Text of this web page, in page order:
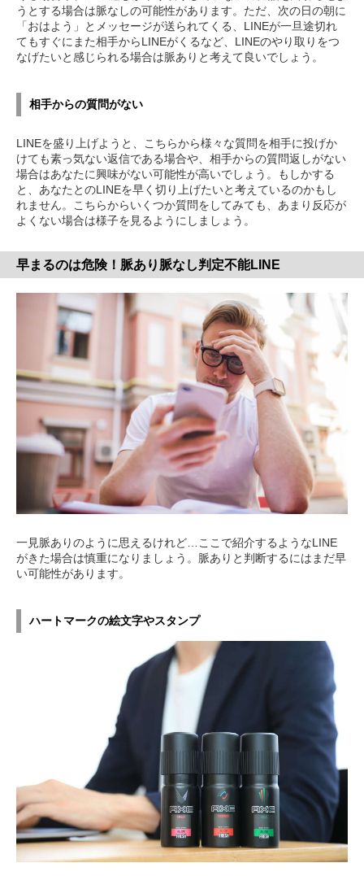
うとする場合は脈なしの可能性があります。ただ、次の日の朝に
「おはよう」とメッセージが送られてくる、LINEが一旦途切れ
てもすぐにまた相手からLINEがくるなど、LINEのやり取りをつ
なげたいと感じられる場合は脈ありと考えて良いでしょう。
相手からの質問がない
LINEを盛り上げようと、こちらから様々な質問を相手に投げか
けても素っ気ない返信である場合や、相手からの質問返しがない
場合はあなたに興味がない可能性が高いでしょう。もしかする
と、あなたとのLINEを早く切り上げたいと考えているのかもし
れません。こちらからいくつか質問をしてみても、あまり反応が
よくない場合は様子を見るようにしましょう。
早まるのは危険！脈あり脈なし判定不能LINE
一見脈ありのように思えるけれど…ここで紹介するようなLINE
がきた場合は慎重になりましょう。脈ありと判断するにはまだ早
い可能性があります。
ハートマークの絵文字やスタンプ